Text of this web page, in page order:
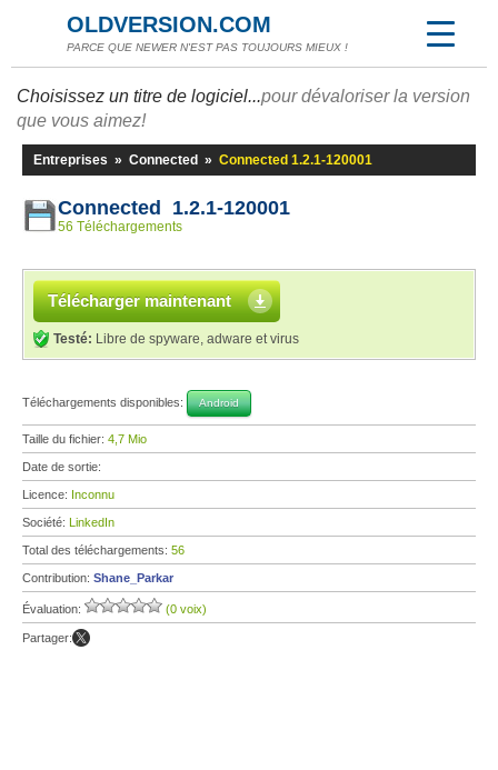
OLDVERSION.COM
PARCE QUE NEWER N'EST PAS TOUJOURS MIEUX !
Choisissez un titre de logiciel...pour dévaloriser la version
que vous aimez!
Entreprises » Connected » Connected 1.2.1-120001
Connected 1.2.1-120001
56 Téléchargements
Télécharger maintenant
Testé: Libre de spyware, adware et virus
Téléchargements disponibles: Android
Taille du fichier: 4,7 Mio
Date de sortie:
Licence: Inconnu
Société: LinkedIn
Total des téléchargements: 56
Contribution: Shane_Parkar
Évaluation: (0 voix)
Partager: